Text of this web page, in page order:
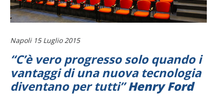
Napoli 15 Luglio 2015
“C’è vero progresso solo quando i
vantaggi di una nuova tecnologia
diventano per tutti” Henry Ford